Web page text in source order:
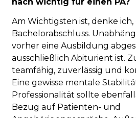
Am Wichtigsten ist, denke ich,
Bachelorabschluss.
vorher eine Ausbildung
ausschließlich Abiturient ist.
teamfähig, zuverlässig und
Eine gewisse mentale
Professionalität sollte
Bezug auf Patienten- und